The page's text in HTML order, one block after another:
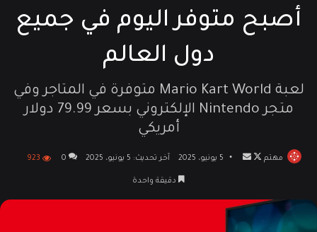
أصبح متوفر اليوم في جميع
دول العالم
لعبة Mario Kart World متوفرة في المتاجر وفي
متجر Nintendo الإلكتروني بسعر 79.99 دولار
أمريكي
مهتم
تابع أرسل5 يونيو، 2025 آخر تحديث: 5 يونيو، 2025 0
923
دقيقة واحدة